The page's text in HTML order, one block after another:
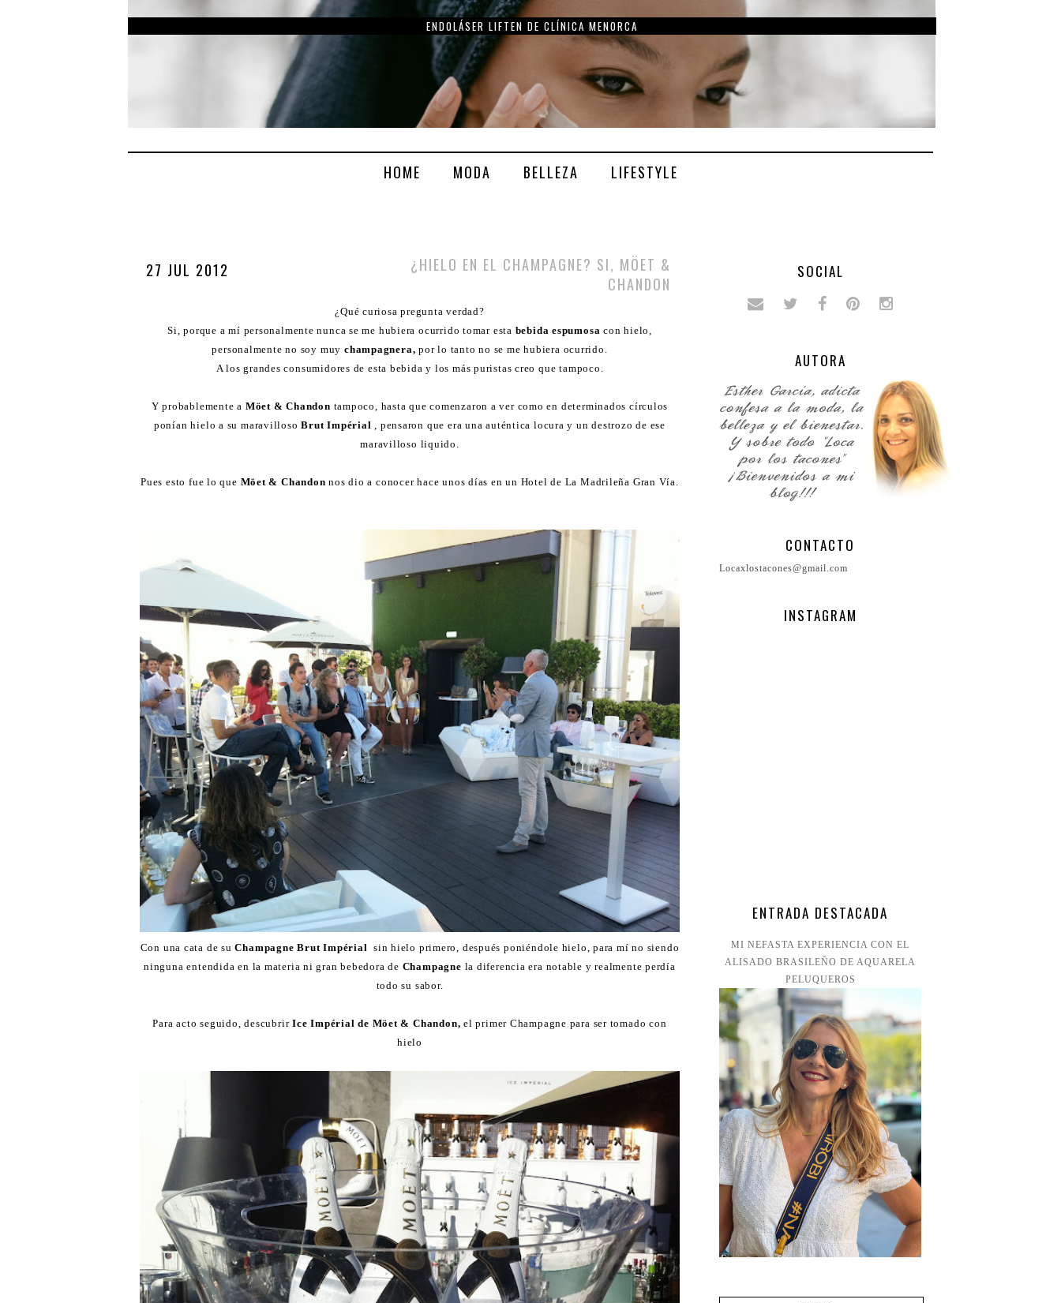
ENDOLÁSER LIFTEN DE CLÍNICA MENORCA
HOME MODA BELLEZA LIFESTYLE
27 JUL 2012
¿HIELO EN EL CHAMPAGNE? SI, MÖET &
CHANDON
¿Qué curiosa pregunta verdad?
Si, porque a mí personalmente nunca se me hubiera ocurrido tomar esta bebida espumosa con hielo,
personalmente no soy muy champagnera, por lo tanto no se me hubiera ocurrido.
A los grandes consumidores de esta bebida y los más puristas creo que tampoco.
Y probablemente a Möet & Chandon tampoco, hasta que comenzaron a ver como en determinados círculos
ponían hielo a su maravilloso Brut Impérial , pensaron que era una auténtica locura y un destrozo de ese
maravilloso liquido.
Pues esto fue lo que Möet & Chandon nos dio a conocer hace unos días en un Hotel de La Madrileña Gran Vía.
Con una cata de su Champagne Brut Impérial sin hielo primero, después poniéndole hielo, para mí no siendo
ninguna entendida en la materia ni gran bebedora de Champagne la diferencia era notable y realmente perdía
todo su sabor.
Para acto seguido, descubrirIce Impérial de Möet & Chandon,el primer Champagne para ser tomado con
hielo
SOCIAL
AUTORA
CONTACTO
Locaxlostacones@gmail.com
INSTAGRAM
ENTRADA DESTACADA
MI NEFASTA EXPERIENCIA CON EL
ALISADO BRASILEÑO DE AQUARELA
PELUQUEROS